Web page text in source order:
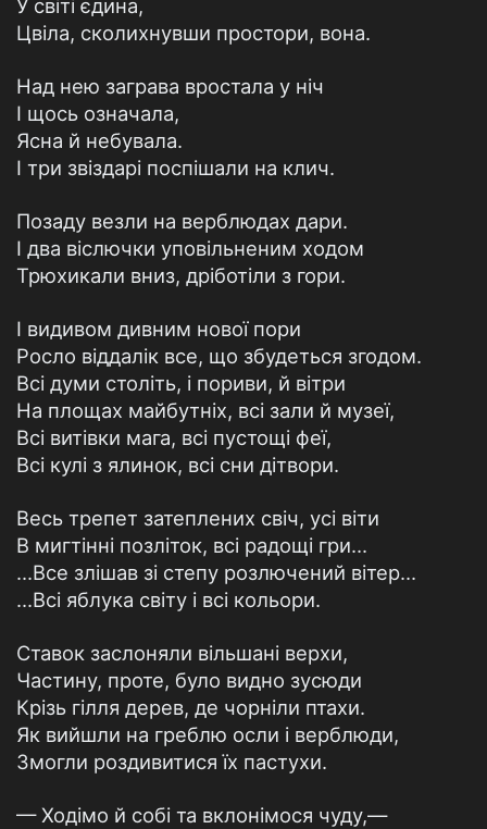
У світі єдина,
Цвіла, сколихнувши простори, вона.
Над нею заграва вростала у ніч
І щось означала,
Ясна й небувала.
І три звіздарі поспішали на клич.
Позаду везли на верблюдах дари.
І два віслючки уповільненим ходом
Трюхикали вниз, дріботіли з гори.
І видивом дивним нової пори
Росло віддалік все, що збудеться згодом.
Всі думи століть, і пориви, й вітри
На площах майбутніх, всі зали й музеї,
Всі витівки мага, всі пустощі феї,
Всі кулі з ялинок, всі сни дітвори.
Весь трепет затеплених свіч, усі віти
В мигтінні позліток, всі радощі гри...
...Все злішав зі степу розлючений вітер...
...Всі яблука світу і всі кольори.
Ставок заслоняли вільшані верхи,
Частину, проте, було видно зусюди
Крізь гілля дерев, де чорніли птахи.
Як вийшли на греблю осли і верблюди,
Змогли роздивитися їх пастухи.
— Ходімо й собі та вклонімося чуду,—